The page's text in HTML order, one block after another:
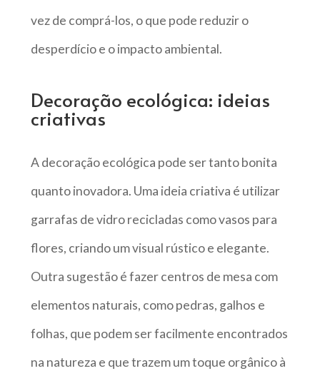
vez de comprá-los, o que pode reduzir o
desperdício e o impacto ambiental.
Decoração ecológica: ideias
criativas
A decoração ecológica pode ser tanto bonita
quanto inovadora. Uma ideia criativa é utilizar
garrafas de vidro recicladas como vasos para
flores, criando um visual rústico e elegante.
Outra sugestão é fazer centros de mesa com
elementos naturais, como pedras, galhos e
folhas, que podem ser facilmente encontrados
na natureza e que trazem um toque orgânico à